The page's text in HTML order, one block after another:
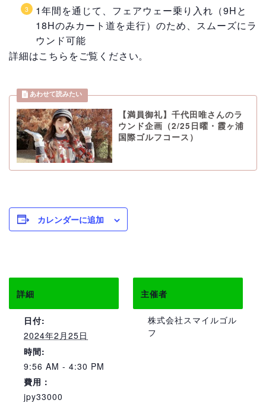
1年間を通じて、フェアウェー乗り入れ（9Hと
18Hのみカート道を走行）のため、スムーズにラ
ウンド可能
詳細はこちらをご覧ください。
【満員御礼】千代田唯さんのラ
ウンド企画（2/25日曜・霞ヶ浦
国際ゴルフコース）
カレンダーに追加
詳細
日付:
2024年2月25日
時間:
9:56 AM - 4:30 PM
費用：
jpy33000
主催者
株式会社スマイルゴル
フ